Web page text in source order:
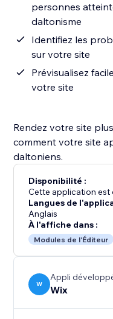
personnes
daltonisme
Identifiez les
sur votre site
Prévisualisez
votre site
Rendez votre site
comment votre site
daltoniens.
Disponibilité :
Cette application est
Langues de
Anglais
À l'affiche dans :
Modules de l'Éditeur
W
Appli
Wix